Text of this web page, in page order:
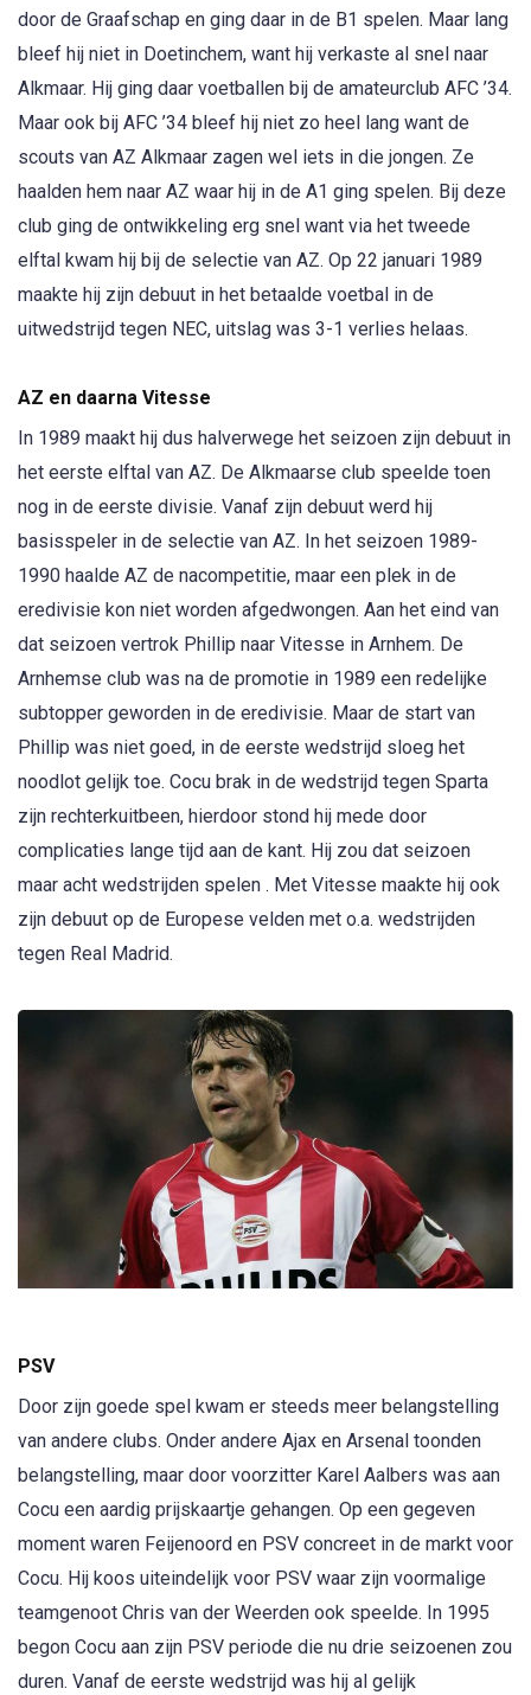
door de Graafschap en ging daar in de B1 spelen. Maar lang
bleef hij niet in Doetinchem, want hij verkaste al snel naar
Alkmaar. Hij ging daar voetballen bij de amateurclub AFC ’34.
Maar ook bij AFC ’34 bleef hij niet zo heel lang want de
scouts van AZ Alkmaar zagen wel iets in die jongen. Ze
haalden hem naar AZ waar hij in de A1 ging spelen. Bij deze
club ging de ontwikkeling erg snel want via het tweede
elftal kwam hij bij de selectie van AZ. Op 22 januari 1989
maakte hij zijn debuut in het betaalde voetbal in de
uitwedstrijd tegen NEC, uitslag was 3-1 verlies helaas.
AZ en daarna Vitesse
In 1989 maakt hij dus halverwege het seizoen zijn debuut in
het eerste elftal van AZ. De Alkmaarse club speelde toen
nog in de eerste divisie. Vanaf zijn debuut werd hij
basisspeler in de selectie van AZ. In het seizoen 1989-
1990 haalde AZ de nacompetitie, maar een plek in de
eredivisie kon niet worden afgedwongen. Aan het eind van
dat seizoen vertrok Phillip naar Vitesse in Arnhem. De
Arnhemse club was na de promotie in 1989 een redelijke
subtopper geworden in de eredivisie. Maar de start van
Phillip was niet goed, in de eerste wedstrijd sloeg het
noodlot gelijk toe. Cocu brak in de wedstrijd tegen Sparta
zijn rechterkuitbeen, hierdoor stond hij mede door
complicaties lange tijd aan de kant. Hij zou dat seizoen
maar acht wedstrijden spelen . Met Vitesse maakte hij ook
zijn debuut op de Europese velden met o.a. wedstrijden
tegen Real Madrid.
PSV
Door zijn goede spel kwam er steeds meer belangstelling
van andere clubs. Onder andere Ajax en Arsenal toonden
belangstelling, maar door voorzitter Karel Aalbers was aan
Cocu een aardig prijskaartje gehangen. Op een gegeven
moment waren Feijenoord en PSV concreet in de markt voor
Cocu. Hij koos uiteindelijk voor PSV waar zijn voormalige
teamgenoot Chris van der Weerden ook speelde. In 1995
begon Cocu aan zijn PSV periode die nu drie seizoenen zou
duren. Vanaf de eerste wedstrijd was hij al gelijk